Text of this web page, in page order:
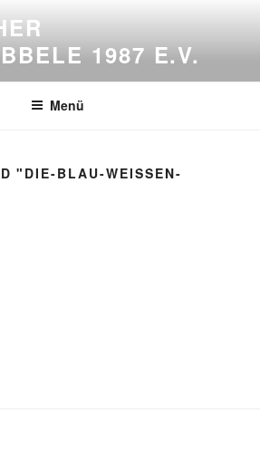
1987 E.V.
Menü
"DIE-BLAU-WEISSEN-